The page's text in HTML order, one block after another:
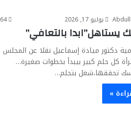
يوليو 17, 2026 64
يستاهل”ابدا بالتعافي”
دكتور ميادة إسماعيل نقلا عن المجلس
كل حلم كبير بيبدأ بخطوات صغيرة…
تحققها،شغل بتحلم…
»